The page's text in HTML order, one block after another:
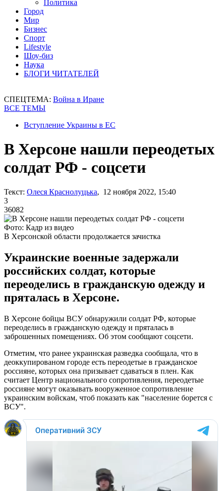
Политика
Город
Мир
Бизнес
Спорт
Lifestyle
Шоу-биз
Наука
БЛОГИ ЧИТАТЕЛЕЙ
СПЕЦТЕМА: Война в Иране
ВСЕ ТЕМЫ
Вступление Украины в ЕС
В Херсоне нашли переодетых
солдат РФ - соцсети
Текст: Олеся Краснолуцька, 12 ноября 2022, 15:40
3
36082
Фото: Кадр из видео
В Херсонской области продолжается зачистка
Украинские военные задержали
российских солдат, которые
переоделись в гражданскую одежду и
пряталась в Херсоне.
В Херсоне бойцы ВСУ обнаружили солдат РФ, которые
переоделись в гражданскую одежду и пряталась в
заброшенных помещениях. Об этом сообщают соцсети.
Отметим, что ранее украинская разведка сообщала, что в
деоккупированом городе есть переодетые в гражданское
россияне, которых она призывает сдаваться в плен. Как
считает Центр национального сопротивления, переодетые
россияне могут оказывать вооруженное сопротивление
украинским войскам, чтоб показать как "население борется с
ВСУ".